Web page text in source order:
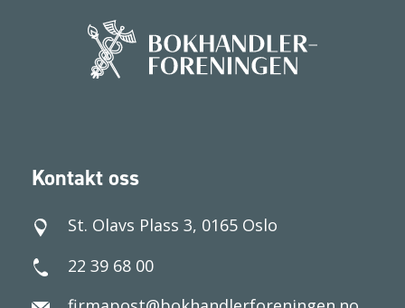
Kontakt oss
St. Olavs Plass 3, 0165 Oslo
22 39 68 00